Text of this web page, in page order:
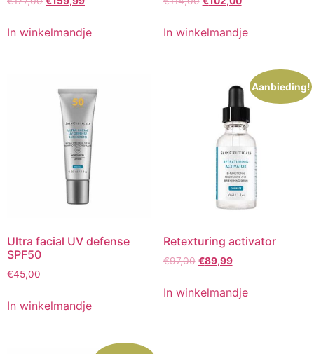
was:
€177,00.
is:
In winkelmandje
was:
€114,00.
is:
In winkelmandje
Ultra facial UV defense
SPF50
€45,00
In winkelmandje
Aanbieding!
Retexturing activator
€97,00 Oorspronkelijke
was:
€89,99Huidige
is:
€89,99.
In winkelmandje